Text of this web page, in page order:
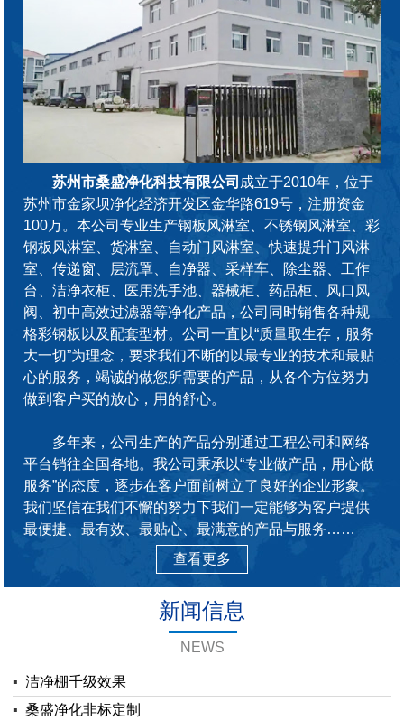
苏州市桑盛净化科技有限公司 成立于2010年，位于
苏州市金家坝净化经济开发区金华路619号，注册资金
100万。本公司专业生产钢板风淋室、不锈钢风淋室、彩
钢板风淋室、货淋室、自动门风淋室、快速提升门风淋
室、传递窗、层流罩、自净器、采样车、除尘器、工作
台、洁净衣柜、医用洗手池、器械柜、药品柜、风口风
阀、初中高效过滤器等净化产品，公司同时销售各种规
格彩钢板以及配套型材。公司一直以“质量取生存，服务
大一切”为理念，要求我们不断的以最专业的技术和最贴
心的服务，竭诚的做您所需要的产品，从各个方位努力
做到客户买的放心，用的舒心。
多年来，公司生产的产品分别通过工程公司和网络
平台销往全国各地。我公司秉承以“专业做产品，用心做
服务”的态度，逐步在客户面前树立了良好的企业形象。
我们坚信在我们不懈的努力下我们一定能够为客户提供
最便捷、最有效、最贴心、最满意的产品与服务……
查看更多
新闻信息
NEWS
▪ 洁净棚千级效果
▪ 桑盛净化非标定制